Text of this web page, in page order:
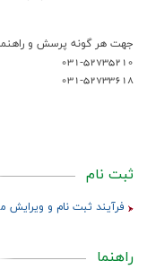
جهت هر گونه پرسش و
031-52735210
031-52733618
ثبت نام
فرآیند ثبت نام و ویرایش
راهنما